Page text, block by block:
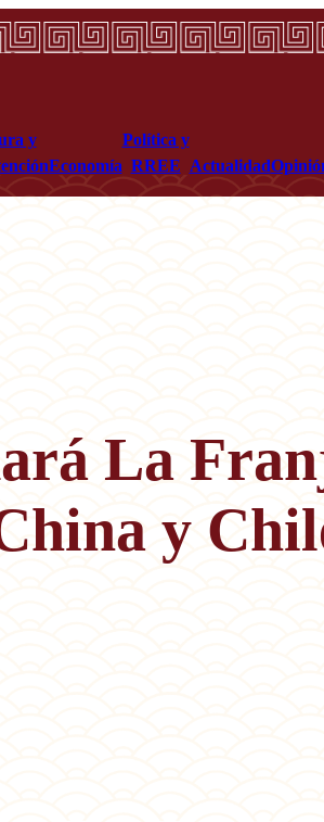
y
Economía
Política y
RREE Actualidad
La
y